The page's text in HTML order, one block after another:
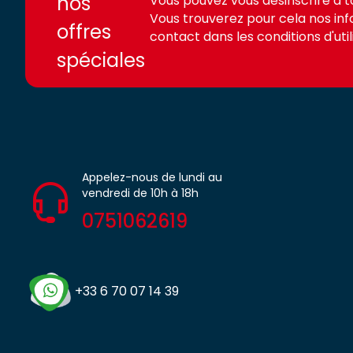
offres
spéciales
Vous trouverez pour cela nos
contact dans les conditions
Appelez-nous de lundi au
vendredi de 10h à 18h
0751062619
+33 6 70 07 14 39